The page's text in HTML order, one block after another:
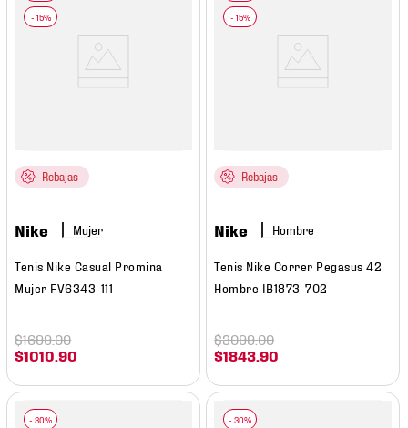
Rebajas
Nike Mujer
Tenis Nike Casual Promina
Mujer FV6343-111
$1010 .90
$1699.00
Rebajas
Nike Hombre
Tenis Nike Correr Pegasus 42
Hombre IB1873-702
$1843 .90
$3099.00